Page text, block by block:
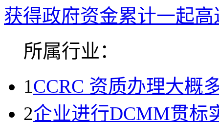
获得政府资金累计一起高
所属行业：
1CCRC 资质办理大概
2企业进行DCMM贯标